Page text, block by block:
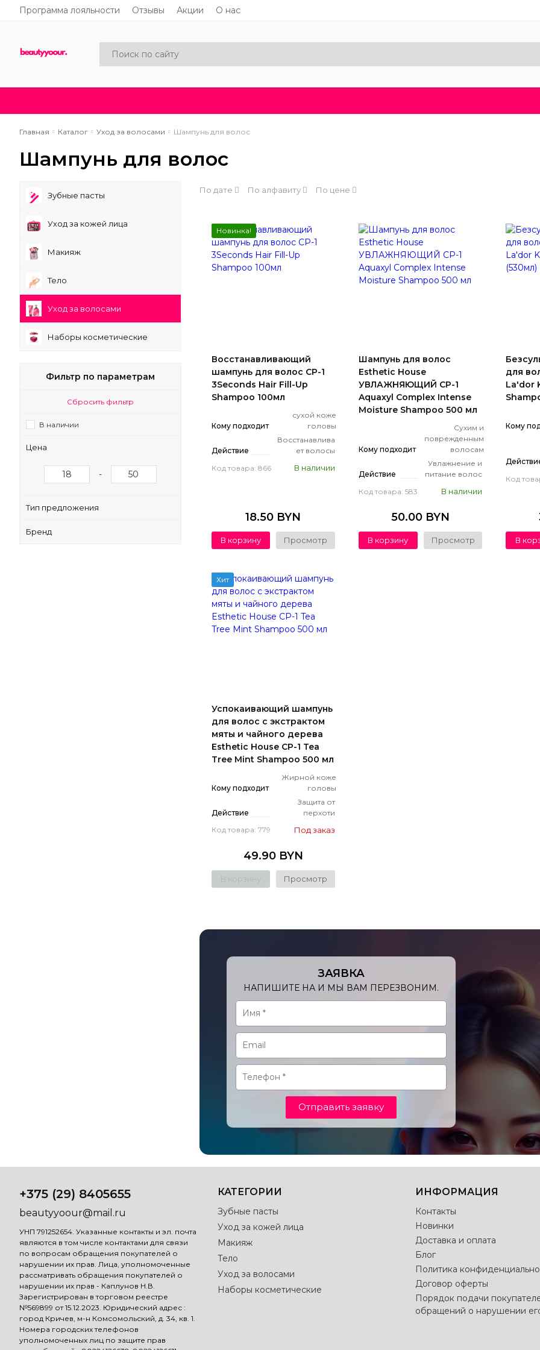
Программа лояльности Отзывы Акции О нас
Главная Каталог Уход за волосами Шампунь для волос
Шампунь для волос
Зубные пасты
Уход за кожей лица
Макияж
Тело
Уход за волосами
Наборы косметические
Фильтр по параметрам
Сбросить фильтр
В наличии
Цена
-
Тип предложения
Бренд
По дате По алфавиту По цене
Новинка!
Восстанавливающий
шампунь для волос CP-1
3Seconds Hair Fill-Up
Shampoo 100мл
Кому подходит
сухой коже
головы
Действие
Восстанавлива
ет волосы
Код товара: 866
В наличии
18.50 BYN
В корзину Просмотр
Шампунь для волос
Esthetic House
УВЛАЖНЯЮЩИЙ CP-1
Aquaxyl Complex Intense
Moisture Shampoo 500 мл
Кому подходит
Сухим и
поврежденным
волосам
Действие
Увлажнение и
питание волос
Код товара: 583
В наличии
50.00 BYN
В корзину Просмотр
для
La'dor
Кому
Код
В
Хит
Успокаивающий шампунь
для волос с экстрактом
мяты и чайного дерева
Esthetic House СP-1 Tea
Tree Mint Shampoo 500 мл
Кому подходит
Жирной коже
головы
Действие
Защита от
перхоти
Код товара: 779
Под заказ
49.90 BYN
В корзину Просмотр
ЗАЯВКА
НАПИШИТЕ НА И МЫ ВАМ ПЕРЕЗВОНИМ.
Отправить заявку
+375 (29) 8405655
beautyyoour@mail.ru
УНП 791252654. Указанные контакты и эл. почта
являются в том числе контактами для связи
по вопросам обращения покупателей о
нарушении их прав. Лица, уполномоченные
рассматривать обращения покупателей о
нарушении их прав - Каплунов Н.В.
Зарегистрирован в торговом реестре
№569899 от 15.12.2023. Юридический адрес :
город Кричев, м-н Комсомольский, д. 34, кв. 1.
Номера городских телефонов
уполномоченных лиц по защите прав
КАТЕГОРИИ
Зубные пасты
Уход за кожей лица
Макияж
Тело
Уход за волосами
Наборы косметические
ИНФОРМАЦИЯ
Контакты
Новинки
Доставка и оплата
Блог
Политика
Договор оферты
Порядок подачи
обращений о нарушении